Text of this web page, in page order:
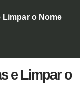
o Nome
e Limpar o